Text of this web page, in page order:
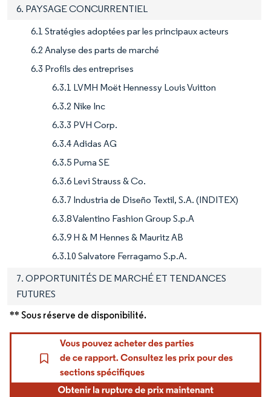
6. PAYSAGE CONCURRENTIEL
6.1 Stratégies adoptées par les principaux acteurs
6.2 Analyse des parts de marché
6.3 Profils des entreprises
6.3.1 LVMH Moët Hennessy Louis Vuitton
6.3.2 Nike Inc
6.3.3 PVH Corp.
6.3.4 Adidas AG
6.3.5 Puma SE
6.3.6 Levi Strauss & Co.
6.3.7 Industria de Diseño Textil, S.A. (INDITEX)
6.3.8 Valentino Fashion Group S.p.A
6.3.9 H & M Hennes & Mauritz AB
6.3.10 Salvatore Ferragamo S.p.A.
7. OPPORTUNITÉS DE MARCHÉ ET TENDANCES
FUTURES
** Sous réserve de disponibilité.